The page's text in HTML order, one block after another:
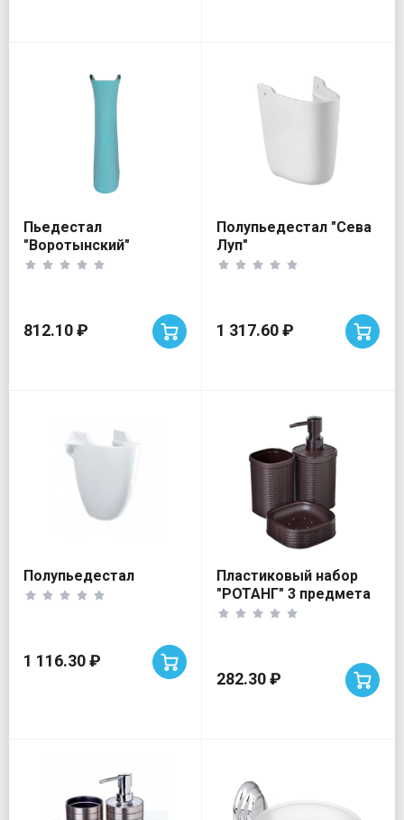
Пьедестал
"Воротынский"
голубой
812.10 ₽
Полупьедестал "Сева
Луп"
1 317.60 ₽
Полупьедестал
1 116.30 ₽
Пластиковый набор
"РОТАНГ" 3 предмета
282.30 ₽